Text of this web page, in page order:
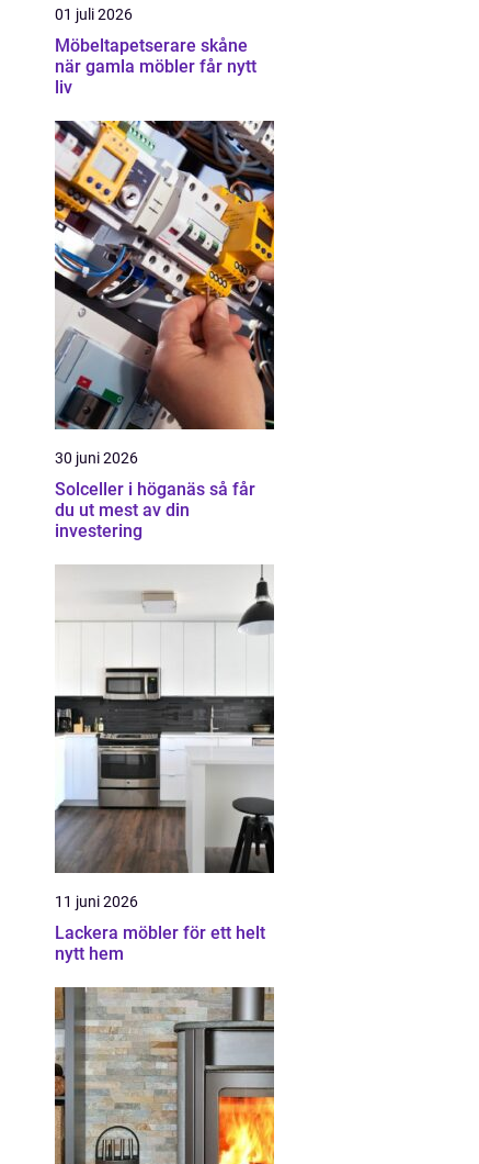
01 juli 2026
Möbeltapetserare skåne
när gamla möbler får nytt
liv
30 juni 2026
Solceller i höganäs så får
du ut mest av din
investering
11 juni 2026
Lackera möbler för ett helt
nytt hem